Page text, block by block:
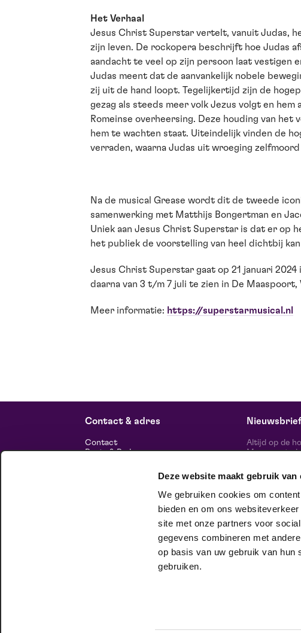
Deze website maakt gebruik van
We gebruiken cookies om
bieden en om ons
site met onze partners voor
gegevens combineren met
op basis van uw gebruik van
gebruiken.
Het Verhaal
Jesus Christ Superstar vertelt, vanuit Judas,
zijn leven. De rockopera beschrijft hoe Judas
aandacht te veel op zijn persoon laat vestigen
Judas meent dat de aanvankelijk nobele
zij uit de hand loopt. Tegelijkertijd zijn de
gezag als steeds meer volk Jezus volgt en
Romeinse overheersing. Deze houding van
hem te wachten staat. Uiteindelijk vinden de
verraden, waarna Judas uit wroeging
Na de musical Grease wordt dit de tweede
samenwerking met Matthijs Bongertman en
Uniek aan Jesus Christ Superstar is dat er op
het publiek de voorstelling van heel dichtbij
Jesus Christ Superstar gaat op 21 januari
daarna van 3 t/m 7 juli te zien in De Maaspoort,
Meer informatie: https://superstarmusical.nl
Contact & adres
Contact
Route & Parkeren
Duurzaam ondernemen
Altijd op de
Maaspoort
volg ons op